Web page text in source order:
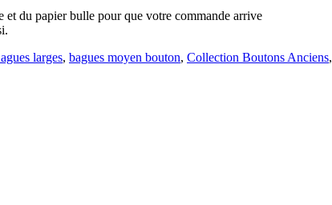
et du papier bulle pour que votre commande arrive
larges, bagues moyen bouton, Collection Boutons Anciens,